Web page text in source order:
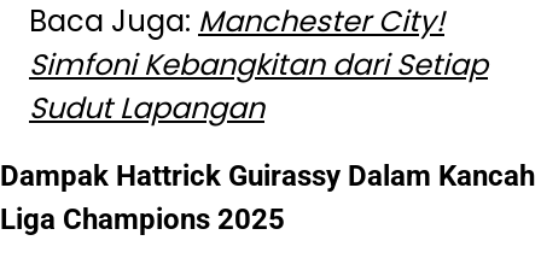
Baca Juga: Manchester City!
Simfoni Kebangkitan dari Setiap
Sudut Lapangan
Dampak Hattrick Guirassy Dalam Kancah
Liga Champions 2025